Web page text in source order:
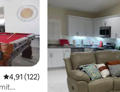
Durchschnittliche Bewertung: 4,91
4,91 (122)